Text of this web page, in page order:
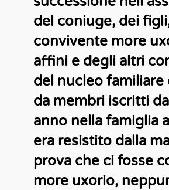
del coniuge, dei
convivente more
affini e degli altri
del nucleo
da membri iscritti
anno nella famiglia
era resistito dalla
prova che ci fosse
more uxorio,